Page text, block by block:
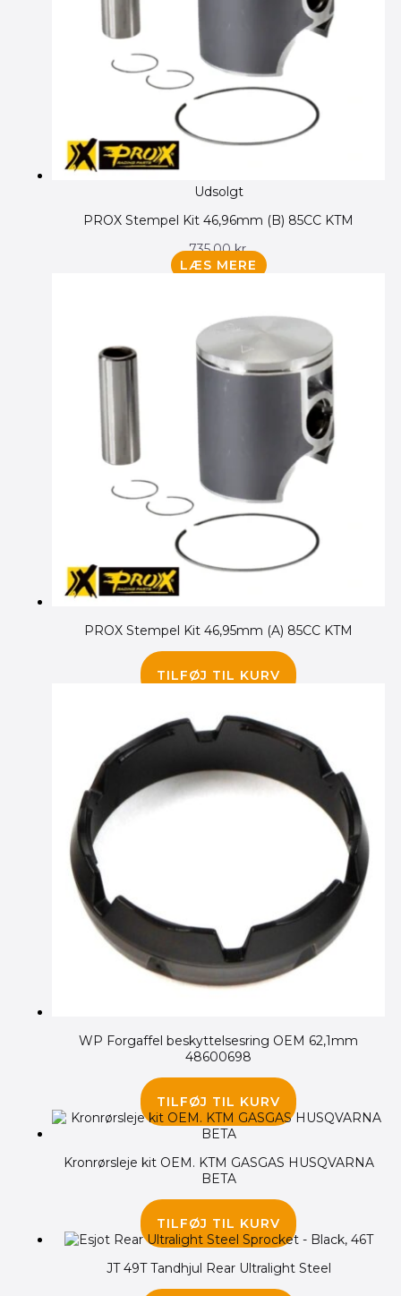
Udsolgt
PROX Stempel Kit 46,96mm (B) 85CC KTM
735.00kr.
LÆS MERE
PROX Stempel Kit 46,95mm (A) 85CC KTM
TILFØJ TIL KURV
WP Forgaffel beskyttelsesring OEM 62,1mm
48600698
TILFØJ TIL KURV
Kronrørsleje kit OEM. KTM GASGAS HUSQVARNA
BETA
TILFØJ TIL KURV
JT 49T Tandhjul Rear Ultralight Steel